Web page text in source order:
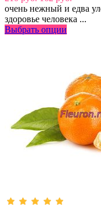
очень нежный и едва
здоровье человека ...
Выбрать опции